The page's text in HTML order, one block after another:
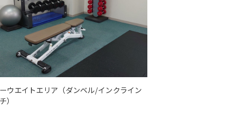
ウエイトエリア（ダンベル/インクライン
）